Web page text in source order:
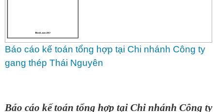
Báo cáo kế toán tổng hợp tại Chi nhánh Công ty
gang thép Thái Nguyên
Báo cáo kế toán tổng hợp tại Chi nhánh Công ty